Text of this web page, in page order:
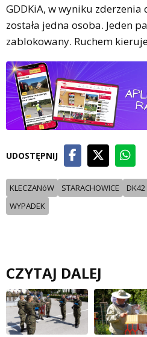
GDDKiA, w wyniku
została jedna osoba. Jeden
zablokowany. Ruchem
UDOSTĘPNIJ
KLECZANóW STARACHOWICE DK42
WYPADEK
CZYTAJ DALEJ